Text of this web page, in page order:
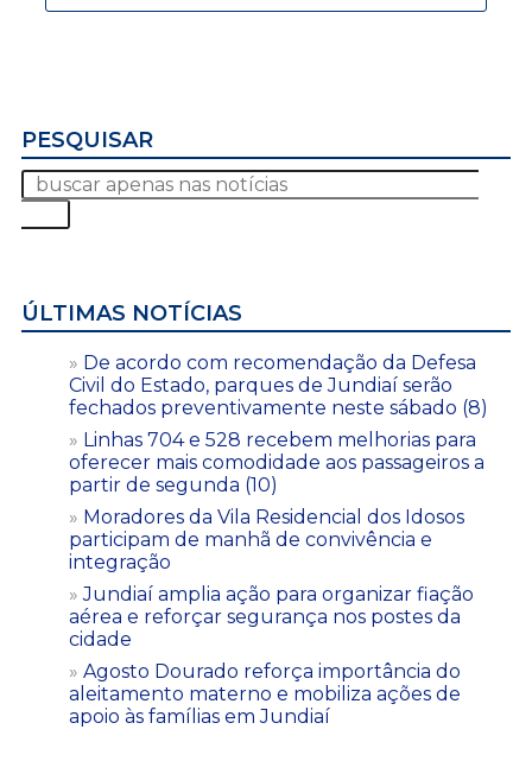
PESQUISAR
ÚLTIMAS NOTÍCIAS
De acordo com recomendação da Defesa
Civil do Estado, parques de Jundiaí serão
fechados preventivamente neste sábado (8)
Linhas 704 e 528 recebem melhorias para
oferecer mais comodidade aos passageiros a
partir de segunda (10)
Moradores da Vila Residencial dos Idosos
participam de manhã de convivência e
integração
Jundiaí amplia ação para organizar fiação
aérea e reforçar segurança nos postes da
cidade
Agosto Dourado reforça importância do
aleitamento materno e mobiliza ações de
apoio às famílias em Jundiaí